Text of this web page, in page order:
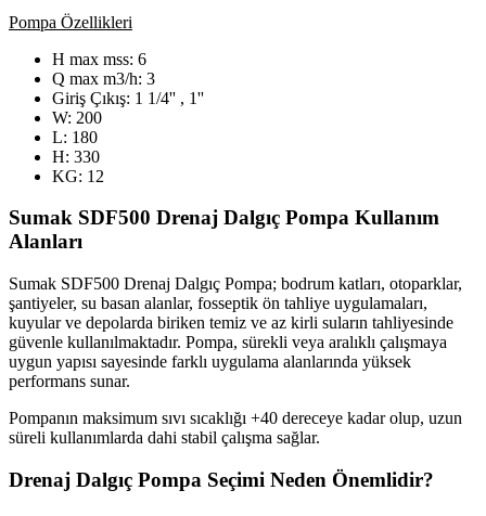
Pompa Özellikleri
H max mss: 6
Q max m3/h: 3
Giriş Çıkış: 1 1/4'' , 1''
W: 200
L: 180
H: 330
KG: 12
Sumak SDF500 Drenaj Dalgıç Pompa Kullanım
Alanları
Sumak SDF500 Drenaj Dalgıç Pompa; bodrum katları, otoparklar,
şantiyeler, su basan alanlar, fosseptik ön tahliye uygulamaları,
kuyular ve depolarda biriken temiz ve az kirli suların tahliyesinde
güvenle kullanılmaktadır. Pompa, sürekli veya aralıklı çalışmaya
uygun yapısı sayesinde farklı uygulama alanlarında yüksek
performans sunar.
Pompanın maksimum sıvı sıcaklığı +40 dereceye kadar olup, uzun
süreli kullanımlarda dahi stabil çalışma sağlar.
Drenaj Dalgıç Pompa Seçimi Neden Önemlidir?